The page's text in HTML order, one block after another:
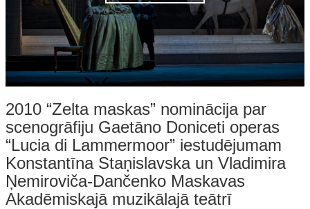
2010 “Zelta maskas” nominācija par
scenogrāfiju Gaetāno Doniceti operas
“Lucia di Lammermoor” iestudējumam
Konstantīna Staņislavska un Vladimira
Ņemiroviča-Dančenko Maskavas
Akadēmiskajā muzikālajā teātrī